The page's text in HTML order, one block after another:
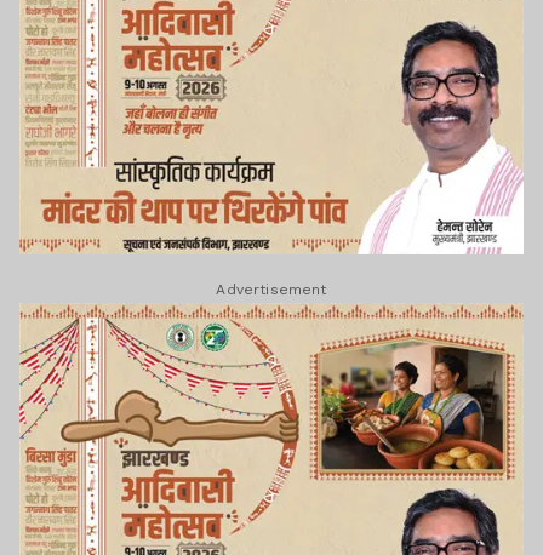
Advertisement